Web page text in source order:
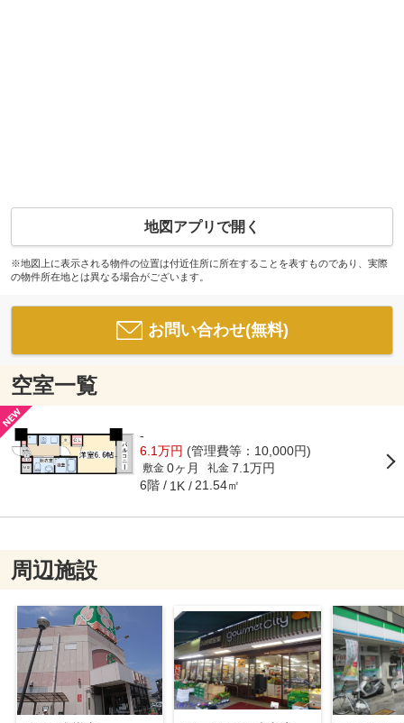
地図アプリで開く
※地図上に表示される物件の位置は付近住所に所在することを表すものであり、実際
の物件所在地とは異なる場合がございます。
お問い合わせ(無料)
空室一覧
-
6.1万円 (管理費等：10,000円)
敷金 0ヶ月 礼金 7.1万円
6階 1K 21.54㎡
周辺施設